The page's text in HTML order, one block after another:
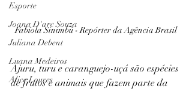
Esporte
Joana D'arc Souza
Juliana Debent
Luana Medeiros
Alice Loures
Fabíola Sinimbú - Repórter da Agência Brasil
Ajuru, turu e caranguejo-uçá são espécies
de frutos e animais que fazem parte da